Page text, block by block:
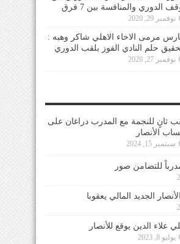
الدوري والمنافسة بين 7 فرق
نوفمبر 29, 2020
مرمى الاخاء الاهلي شاكر وهبه :
حلم النادي الفوز بلقب الدوري
نوفمبر 27, 2020
ثانٍ للنجمة مع المدرب دراغان على
الأنصار
سبتمبر 15, 2024
للتضامن صور
الجديد المالي يعقوبا
علاء الدين يوقع للأنصار
يوليو 8, 2023